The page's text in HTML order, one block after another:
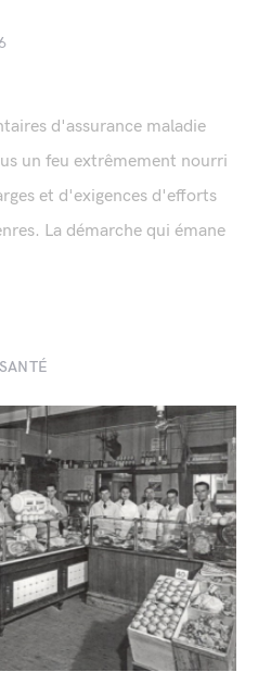
d'assurance maladie
un feu extrêmement nourri
et d'exigences d'efforts
La démarche qui émane